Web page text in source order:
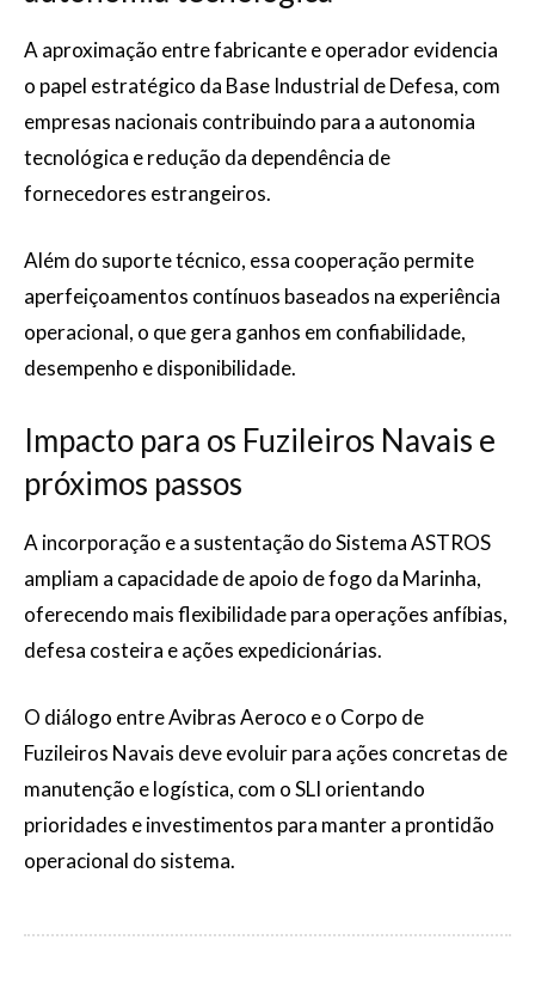
A aproximação entre fabricante e operador evidencia
o papel estratégico da Base Industrial de Defesa, com
empresas nacionais contribuindo para a autonomia
tecnológica e redução da dependência de
fornecedores estrangeiros.
Além do suporte técnico, essa cooperação permite
aperfeiçoamentos contínuos baseados na experiência
operacional, o que gera ganhos em confiabilidade,
desempenho e disponibilidade.
Impacto para os Fuzileiros Navais e
próximos passos
A incorporação e a sustentação do Sistema ASTROS
ampliam a capacidade de apoio de fogo da Marinha,
oferecendo mais flexibilidade para operações anfíbias,
defesa costeira e ações expedicionárias.
O diálogo entre Avibras Aeroco e o Corpo de
Fuzileiros Navais deve evoluir para ações concretas de
manutenção e logística, com o SLI orientando
prioridades e investimentos para manter a prontidão
operacional do sistema.